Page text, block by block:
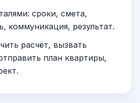
сроки, смета,
коммуникация, результат.
расчёт, вызвать
план квартиры,